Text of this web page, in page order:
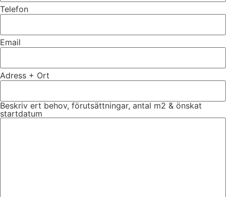
Telefon
Email
Adress + Ort
Beskriv ert behov, förutsättningar, antal m2 & önskat
startdatum